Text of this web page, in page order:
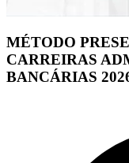
MÉTODO
CARREIRAS
BANCÁRIAS